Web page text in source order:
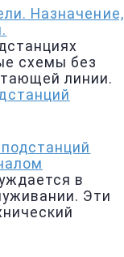
Назначение,
схемы без
линии.
в
Эти